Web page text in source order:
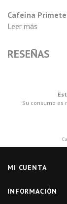
Cafeína
Leer más
RESEÑAS
Su consumo es
MI CUENTA
INFORMACIÓN